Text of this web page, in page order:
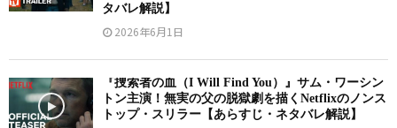
タバレ解説】
2026年6月1日
『捜索者の血（I Will Find You）』サム・ワーシン
トン主演！無実の父の脱獄劇を描くNetflixのノンス
トップ・スリラー【あらすじ・ネタバレ解説】